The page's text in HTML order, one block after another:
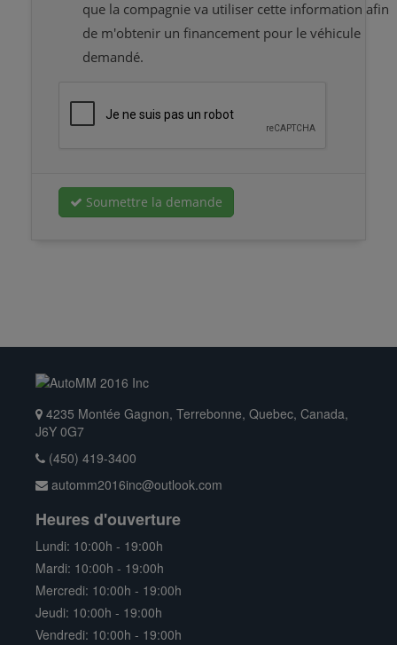
que la compagnie va utiliser cette information afin
de m'obtenir un financement pour le véhicule
demandé.
Soumettre la demande
4235 Montée Gagnon, Terrebonne, Quebec, Canada,
J6Y 0G7
(450) 419-3400
automm2016inc@outlook.com
Heures d'ouverture
Lundi: 10:00h - 19:00h
Mardi: 10:00h - 19:00h
Mercredi: 10:00h - 19:00h
Jeudi: 10:00h - 19:00h
Vendredi: 10:00h - 19:00h